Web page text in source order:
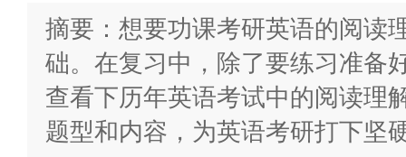
摘要：想要功课考研英语的阅读
础。在复习中，除了要练习准备
查看下历年英语考试中的阅读理
题型和内容，为英语考研打下坚